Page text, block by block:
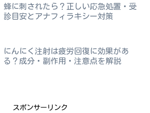
蜂に刺されたら？正しい応急処置・受
診目安とアナフィラキシー対策
にんにく注射は疲労回復に効果があ
る？成分・副作用・注意点を解説
スポンサーリンク